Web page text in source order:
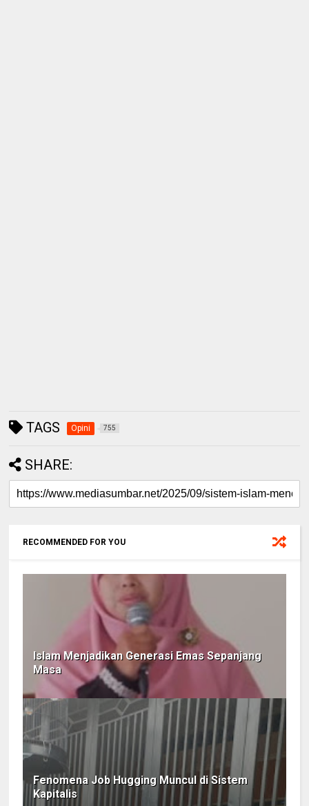
TAGS Opini 755
SHARE:
RECOMMENDED FOR YOU
Islam Menjadikan Generasi Emas Sepanjang
Masa
Fenomena Job Hugging Muncul di Sistem
Kapitalis